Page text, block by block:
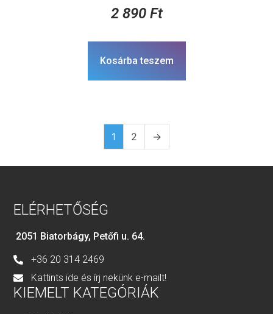
2 890 Ft
Kosárba teszem
1 2 →
ELÉRHETŐSÉG
2051 Biatorbágy, Petőfi u. 64.
+36 20 314 2469
Kattints ide és írj nekünk e-mailt!
KIEMELT KATEGÓRIÁK